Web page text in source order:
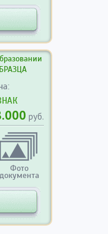
руб.
Фото
документа